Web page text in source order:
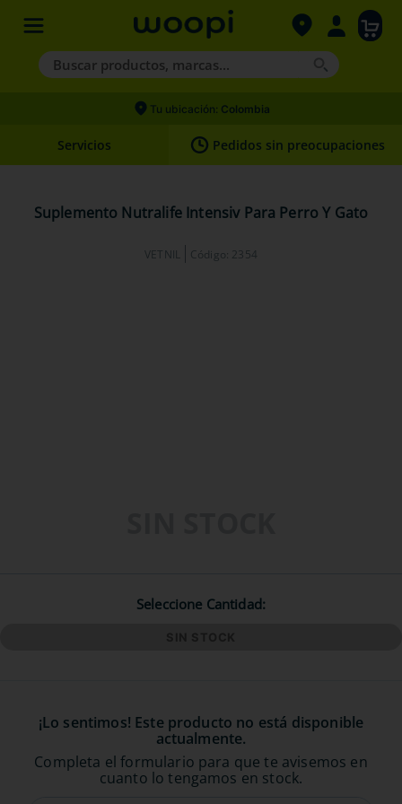
Buscar productos, marcas...
Términos más buscados
2.
nexgard
Tu ubicación: Colombia
Servicios Pedidos sin preocupaciones
Suplemento Nutralife Intensiv Para Perro Y Gato
VETNIL Código: 2354
Seleccione Cantidad